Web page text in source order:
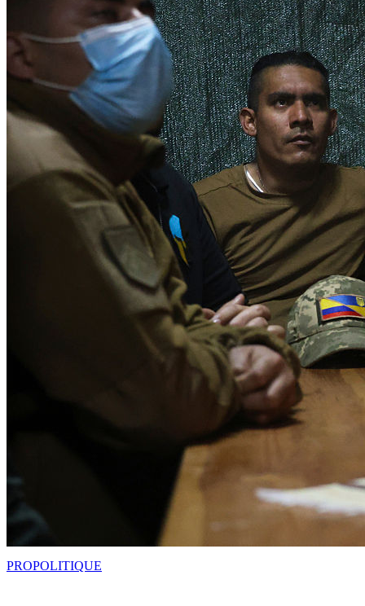
PROPOLITIQUE